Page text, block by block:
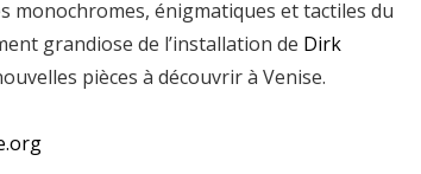
énigmatiques et tactiles du
grandiose de l’installation de Dirk
pièces à découvrir à Venise.